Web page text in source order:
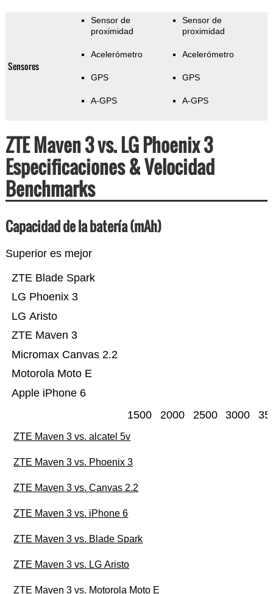
Sensores
Sensor de
proximidad
Acelerómetro
GPS
A-GPS
Sensor de
proximidad
Acelerómetro
GPS
A-GPS
ZTE Maven 3 vs. LG Phoenix 3
Especificaciones & Velocidad
Benchmarks
Capacidad de la batería (mAh)
Superior es mejor
Apple iPhone 6
Motorola Moto E
Micromax Canvas 2.2
ZTE Maven 3
LG Aristo
LG Phoenix 3
ZTE Blade Spark
1500 2000 2500 3000
ZTE Maven 3 vs. alcatel 5v
ZTE Maven 3 vs. Phoenix 3
ZTE Maven 3 vs. Canvas 2.2
ZTE Maven 3 vs. iPhone 6
ZTE Maven 3 vs. Blade Spark
ZTE Maven 3 vs. LG Aristo
ZTE Maven 3 vs. Motorola Moto E